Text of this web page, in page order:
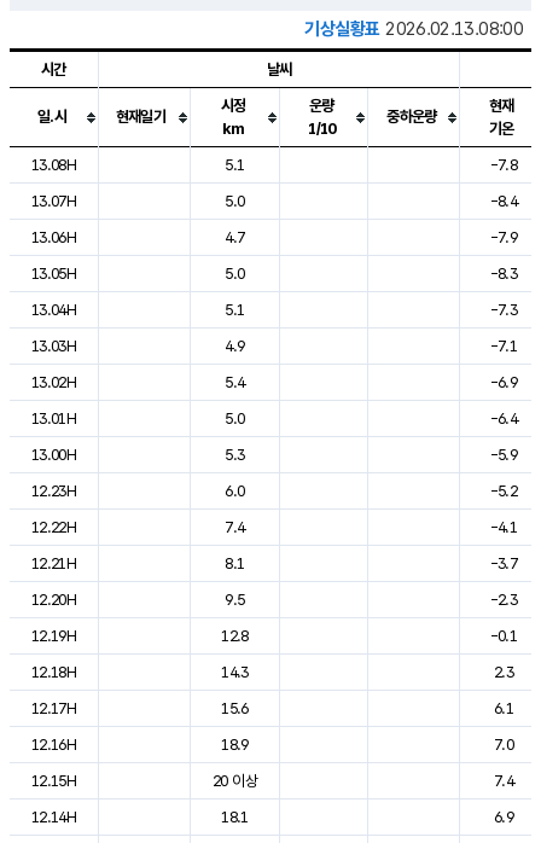
기상실황표 2026.02.13.08:00
도시별 기상실황표로 지점, 날씨, 기온, 강수, 바람, 기압등을 안내한 표입
시간 날씨
일.시 현재일기
시정
km
운량
1/10
중하운량
현재
기온
13.08H
5.1
-7.8
13.07H
5.0
-8.4
13.06H
4.7
-7.9
13.05H
5.0
-8.3
13.04H
5.1
-7.3
13.03H
4.9
-7.1
13.02H
5.4
-6.9
13.01H
5.0
-6.4
13.00H
5.3
-5.9
12.23H
6.0
-5.2
12.22H
7.4
-4.1
12.21H
8.1
-3.7
12.20H
9.5
-2.3
12.19H
12.8
-0.1
12.18H
14.3
2.3
12.17H
15.6
6.1
12.16H
18.9
7.0
12.15H
20 이상
7.4
12.14H
18.1
6.9